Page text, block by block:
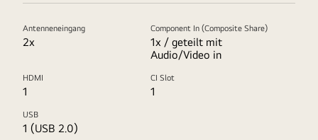
Antenneneingang
2x
Component In (Composite Share)
1x / geteilt mit
Audio/Video in
HDMI
1
CI Slot
1
USB
1 (USB 2.0)